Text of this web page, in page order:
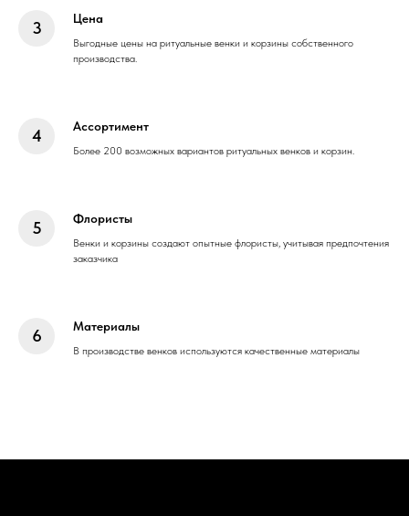
Цена
Выгодные цены на ритуальные венки и корзины собственного
производства.
Ассортимент
Более 200 возможных вариантов ритуальных венков и корзин.
Флористы
Венки и корзины создают опытные флористы, учитывая предпочтения
заказчика
Материалы
В производстве венков используются качественные материалы